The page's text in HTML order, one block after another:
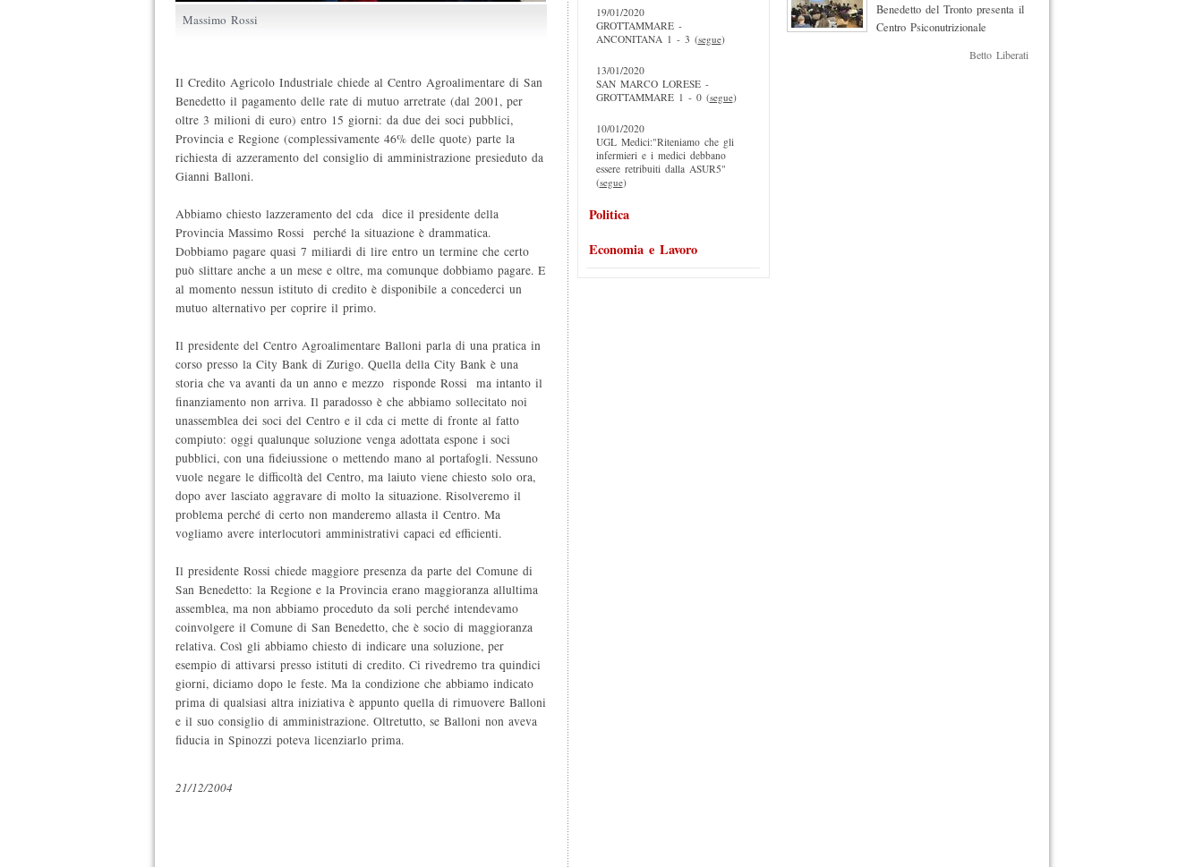
Massimo Rossi
Il Credito Agricolo Industriale chiede al Centro Agroalimentare di San
Benedetto il pagamento delle rate di mutuo arretrate (dal 2001, per
oltre 3 milioni di euro) entro 15 giorni: da due dei soci pubblici,
Provincia e Regione (complessivamente 46% delle quote) parte la
richiesta di azzeramento del consiglio di amministrazione presieduto da
Gianni Balloni.
Abbiamo chiesto lazzeramento del cda  dice il presidente della
Provincia Massimo Rossi  perché la situazione è drammatica.
Dobbiamo pagare quasi 7 miliardi di lire entro un termine che certo
può slittare anche a un mese e oltre, ma comunque dobbiamo pagare. E
al momento nessun istituto di credito è disponibile a concederci un
mutuo alternativo per coprire il primo.
Il presidente del Centro Agroalimentare Balloni parla di una pratica in
corso presso la City Bank di Zurigo. Quella della City Bank è una
storia che va avanti da un anno e mezzo  risponde Rossi  ma intanto il
finanziamento non arriva. Il paradosso è che abbiamo sollecitato noi
unassemblea dei soci del Centro e il cda ci mette di fronte al fatto
compiuto: oggi qualunque soluzione venga adottata espone i soci
pubblici, con una fideiussione o mettendo mano al portafogli. Nessuno
vuole negare le difficoltà del Centro, ma laiuto viene chiesto solo ora,
dopo aver lasciato aggravare di molto la situazione. Risolveremo il
problema perché di certo non manderemo allasta il Centro. Ma
vogliamo avere interlocutori amministrativi capaci ed efficienti.
Il presidente Rossi chiede maggiore presenza da parte del Comune di
San Benedetto: la Regione e la Provincia erano maggioranza allultima
assemblea, ma non abbiamo proceduto da soli perché intendevamo
coinvolgere il Comune di San Benedetto, che è socio di maggioranza
relativa. Così gli abbiamo chiesto di indicare una soluzione, per
esempio di attivarsi presso istituti di credito. Ci rivedremo tra quindici
giorni, diciamo dopo le feste. Ma la condizione che abbiamo indicato
prima di qualsiasi altra iniziativa è appunto quella di rimuovere Balloni
e il suo consiglio di amministrazione. Oltretutto, se Balloni non aveva
fiducia in Spinozzi poteva licenziarlo prima.
21/12/2004
19/01/2020
GROTTAMMARE -
ANCONITANA 1 - 3 (segue)
13/01/2020
SAN MARCO LORESE -
GROTTAMMARE 1 - 0 (segue)
10/01/2020
UGL Medici:"Riteniamo che gli
infermieri e i medici debbano
essere retribuiti dalla ASUR5"
(segue)
Politica
Economia e Lavoro
Benedetto del Tronto presenta il
Centro Psiconutrizionale
Betto Liberati